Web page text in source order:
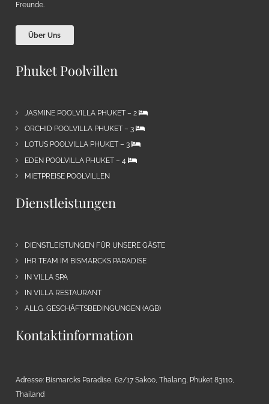
Freunde.
Über Uns
Phuket Poolvillen
JASMINE POOLVILLA PHUKET – 2
ORCHID POOLVILLA PHUKET – 3
LOTUS POOLVILLA PHUKET – 3
EDEN POOLVILLA PHUKET – 4
MIETPREISE POOLVILLEN
Dienstleistungen
DIENSTLEISTUNGEN FÜR UNSERE GÄSTE
IHR TEAM IM BISMARCKS PARADISE
IN VILLA SPA
IN VILLA RESTAURANT
ALLG. GESCHÄFTSBEDINGUNGEN (AGB)
Kontaktinformation
Adresse: Bismarcks Paradise, 62/17 Sakoo, Thalang, Phuket 83110,
Thailand